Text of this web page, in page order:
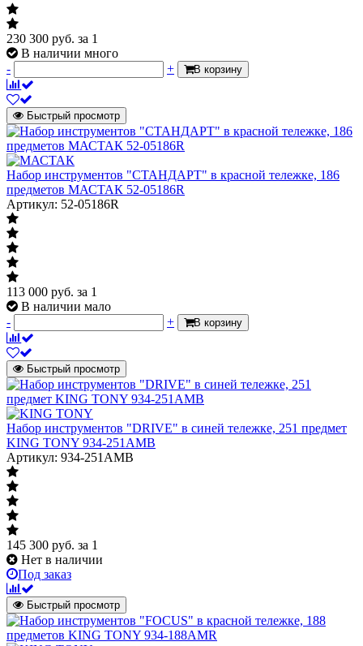
230 300 руб. за 1
В наличии много
-
+ В корзину
Быстрый просмотр
Набор инструментов "СТАНДАРТ" в красной тележке, 186
предметов МАСТАК 52-05186R
Артикул: 52-05186R
113 000 руб. за 1
В наличии мало
-
+ В корзину
Быстрый просмотр
Набор инструментов "DRIVE" в синей тележке, 251 предмет
KING TONY 934-251AMB
Артикул: 934-251AMB
145 300 руб. за 1
Нет в наличии
Под заказ
Быстрый просмотр